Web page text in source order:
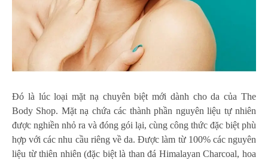
Đó là lúc loại mặt nạ chuyên biệt mới dành cho da của The
Body Shop. Mặt nạ chứa các thành phần nguyên liệu tự nhiên
được nghiền nhỏ ra và đóng gói lại, cùng công thức đặc biệt phù
hợp với các nhu cầu riêng về da. Được làm từ 100% các nguyên
liệu từ thiên nhiên (đặc biệt là than đá Himalayan Charcoal, hoa